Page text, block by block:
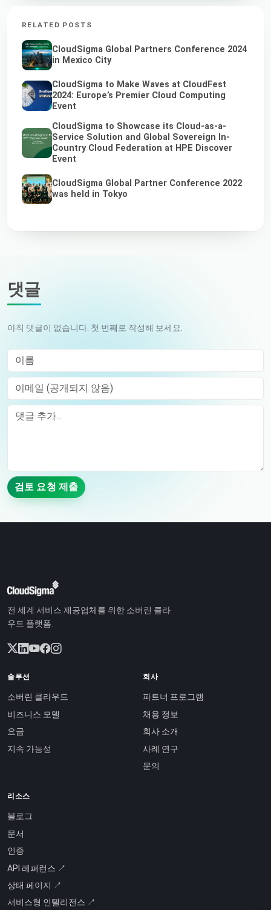
RELATED POSTS
CloudSigma Global Partners Conference 2024
in Mexico City
CloudSigma to Make Waves at CloudFest
2024: Europe’s Premier Cloud Computing
Event
CloudSigma to Showcase its Cloud-as-a-
Service Solution and Global Sovereign In-
Country Cloud Federation at HPE Discover
Event
CloudSigma Global Partner Conference 2022
was held in Tokyo
댓글
아직 댓글이 없습니다. 첫 번째로 작성해 보세요.
이름
이메일 (공개되지 않음)
Comment
검토 요청 제출
전 세계 서비스 제공업체를 위한 소버린 클라
우드 플랫폼.
솔루션
소버린 클라우드
비즈니스 모델
요금
지속 가능성
회사
파트너 프로그램
채용 정보
회사 소개
사례 연구
문의
리소스
블로그
문서
인증
API 레퍼런스 ↗
상태 페이지 ↗
서비스형 인텔리전스 ↗